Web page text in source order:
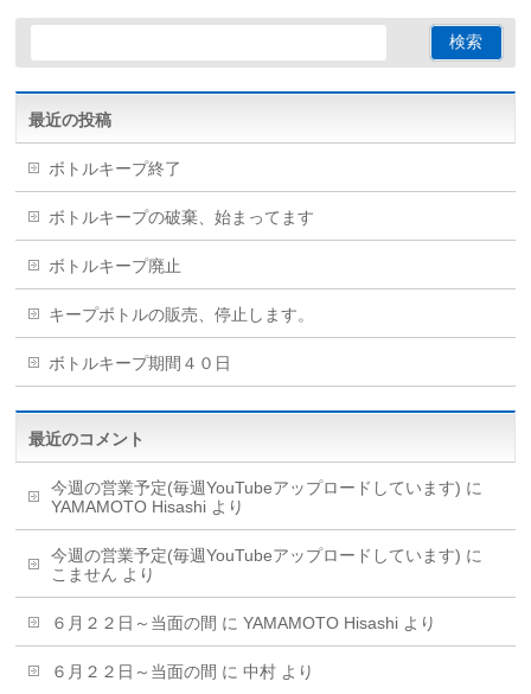
最近の投稿
ボトルキープ終了
ボトルキープの破棄、始まってます
ボトルキープ廃止
キープボトルの販売、停止します。
ボトルキープ期間４０日
最近のコメント
今週の営業予定(毎週YouTubeアップロードしています) に
YAMAMOTO Hisashi より
今週の営業予定(毎週YouTubeアップロードしています) に
こません より
６月２２日～当面の間 にYAMAMOTO Hisashi より
６月２２日～当面の間 に中村 より